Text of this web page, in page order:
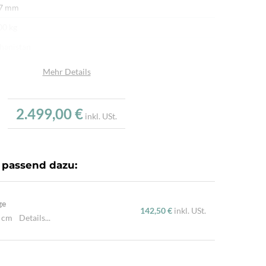
mm
Hochlandschafwolle, Handgesponnene Wolle, Mit
Mehr Details
2.499,00 € inkl. USt.
dazu:
Details...
142,50 € inkl. USt.